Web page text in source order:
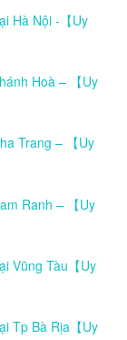
Hà Nội -【Uy
Hoà – 【Uy
Trang – 【Uy
Ranh – 【Uy
Vũng Tàu【Uy
Tp Bà Rịa【Uy